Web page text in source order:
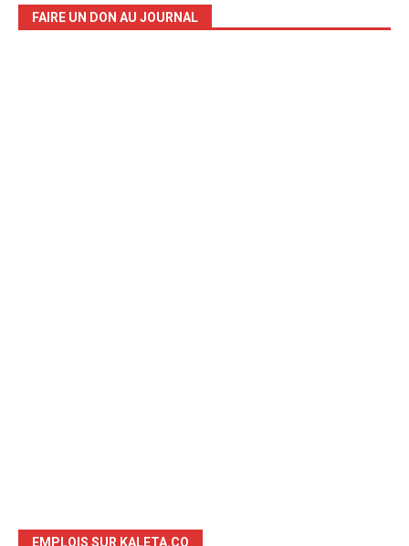
FAIRE UN DON AU JOURNAL
EMPLOIS SUR KALETA.CO